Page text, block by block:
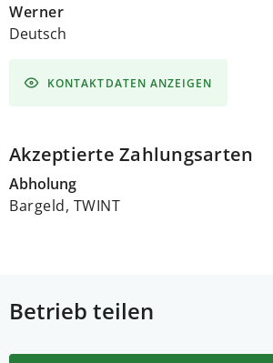
Werner
Deutsch
KONTAKTDATEN ANZEIGEN
Akzeptierte Zahlungsarten
Abholung
Bargeld, TWINT
Betrieb teilen